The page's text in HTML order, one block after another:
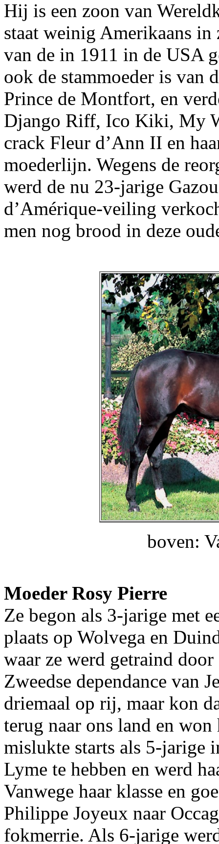
Hij is een zoon van
staat weinig Amerikaans
van de in 1911 in de USA
ook de stammoeder is van
Prince de Montfort, en
Django Riff, Ico Kiki, My
crack Fleur d’Ann II en
moederlijn. Wegens de
werd de nu 23-jarige
d’Amérique-veiling
men nog brood in deze
boven:
Moeder Rosy Pierre
Ze begon als 3-jarige met
plaats op Wolvega en
waar ze werd getraind
Zweedse dependance van
driemaal op rij, maar kon
terug naar ons land en
mislukte starts als 5-jarige
Lyme te hebben en werd
Vanwege haar klasse en
Philippe Joyeux naar
fokmerrie. Als 6-jarige